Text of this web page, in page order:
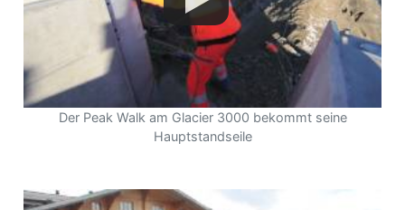
Der Peak Walk am Glacier 3000 bekommt seine
Hauptstandseile